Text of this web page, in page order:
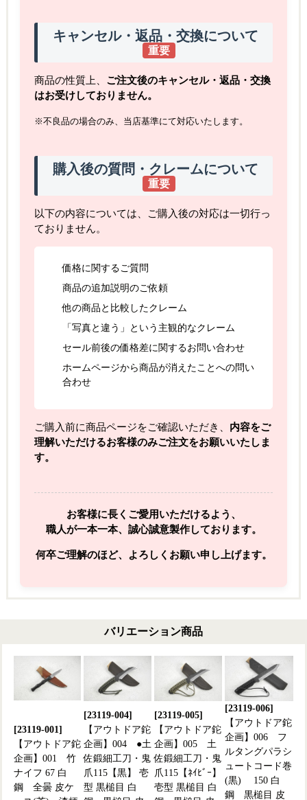
キャンセル・返品・交換について
重要
商品の性質上、 ご注文後のキャンセル・返品・交換
はお受けしておりません。
※不良品の場合のみ、当店基準にて対応いたします。
購入後の質問・クレームについて
重要
以下の内容については、ご購入後の対応は一切行っ
ておりません。
価格に関するご質問
商品の追加説明のご依頼
他の商品と比較したクレーム
「写真と違う」という主観的なクレーム
セール前後の価格差に関するお問い合わせ
ホームページから商品が消えたことへの問い
合わせ
ご購入前に商品ページをご確認いただき、 内容をご
理解いただけるお客様のみご注文をお願いいたしま
す。
お客様に長くご愛用いただけるよう、
職人が一本一本、誠心誠意製作しております。
何卒ご理解のほど、よろしくお願い申し上げます。
バリエーション商品
[23119-001]
【アウトドア鉈
企画】001 竹
ナイフ 67 白
鋼 全曇 皮ケ
[23119-004]
【アウトドア鉈
企画】004 ●土
佐鍛細工刀・鬼
爪115【黒】 壱
型 黒槌目 白
[23119-005]
【アウトドア鉈
企画】005 土
佐鍛細工刀・鬼
爪115【ﾈｲﾋﾞｰ】
壱型 黒槌目 白
[23119-006]
【アウトドア鉈
企画】006 フ
ルタングパラシ
ュートコード巻
(黒) 150 白
鋼 黒槌目 皮